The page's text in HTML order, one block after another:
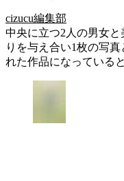
cizucu編集部
中央に立つ2人の男女
りを与え合い1枚の写
れた作品になっている